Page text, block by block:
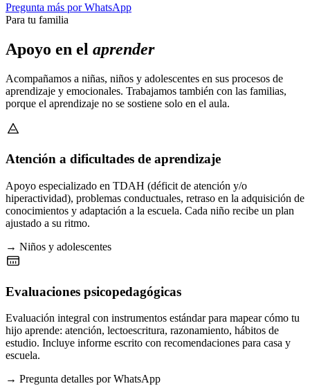
Pregunta más por WhatsApp
Para tu familia
Apoyo en el aprender
Acompañamos a niñas, niños y adolescentes en sus procesos de
aprendizaje y emocionales. Trabajamos también con las familias,
porque el aprendizaje no se sostiene solo en el aula.
Atención a dificultades de aprendizaje
Apoyo especializado en TDAH (déficit de atención y/o
hiperactividad), problemas conductuales, retraso en la adquisición de
conocimientos y adaptación a la escuela. Cada niño recibe un plan
ajustado a su ritmo.
→ Niños y adolescentes
Evaluaciones psicopedagógicas
Evaluación integral con instrumentos estándar para mapear cómo tu
hijo aprende: atención, lectoescritura, razonamiento, hábitos de
estudio. Incluye informe escrito con recomendaciones para casa y
escuela.
→ Pregunta detalles por WhatsApp